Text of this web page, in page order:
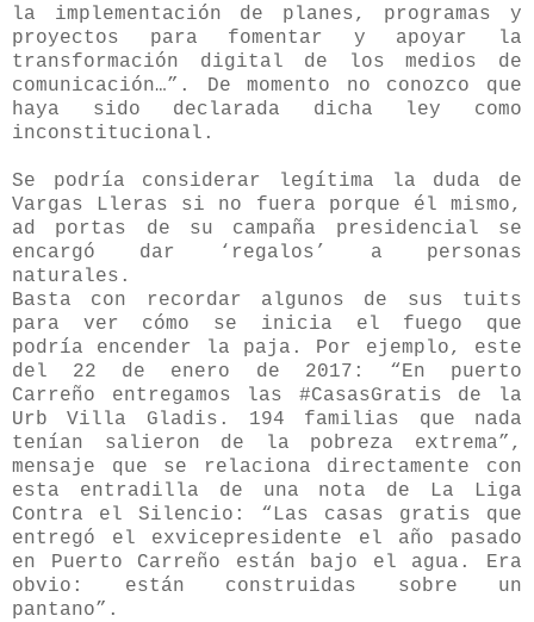
la implementación de planes, programas y
proyectos para fomentar y apoyar la
transformación digital de los medios de
comunicación…”. De momento no conozco que
haya sido declarada dicha ley como
inconstitucional.
Se podría considerar legítima la duda de
Vargas Lleras si no fuera porque él mismo,
ad portas de su campaña presidencial se
encargó dar ‘regalos’ a personas
naturales.
Basta con recordar algunos de sus tuits
para ver cómo se inicia el fuego que
podría encender la paja. Por ejemplo, este
del 22 de enero de 2017: “En puerto
Carreño entregamos las #CasasGratis de la
Urb Villa Gladis. 194 familias que nada
tenían salieron de la pobreza extrema”,
mensaje que se relaciona directamente con
esta entradilla de una nota de La Liga
Contra el Silencio: “Las casas gratis que
entregó el exvicepresidente el año pasado
en Puerto Carreño están bajo el agua. Era
obvio: están construidas sobre un
pantano”.